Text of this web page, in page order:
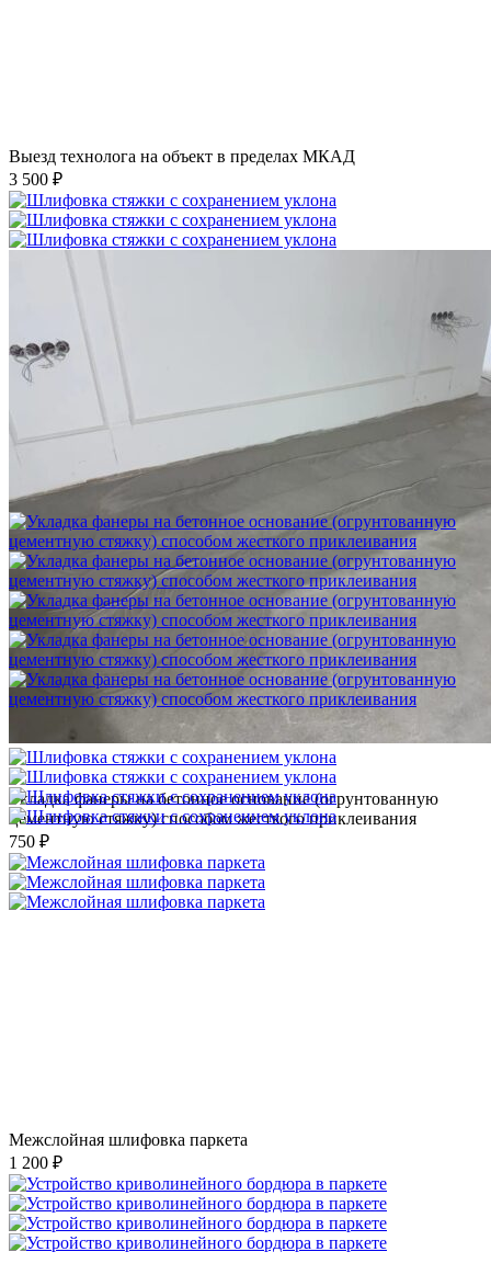
Выезд технолога на объект в пределах МКАД
3 500 ₽
Шлифовка стяжки с сохранением уклона
1 500 ₽
Укладка фанеры на бетонное основание (огрунтованную
цементную стяжку) способом жесткого приклеивания
750 ₽
Межслойная шлифовка паркета
1 200 ₽